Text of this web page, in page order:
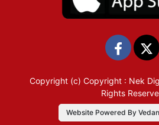
Copyright (c) Copyright : Nek
Rights
Website Powered By